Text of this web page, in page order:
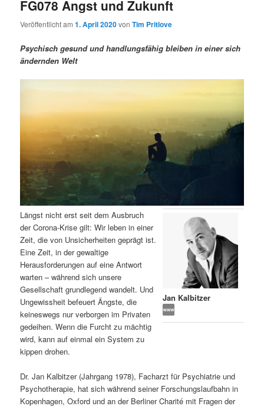
r
m
ä
r
n
I
n
h
a
l
t
s
r
e
u
n
d
r
e
n
I
n
h
a
l
s
t
a
s
n
a
v
g
a
t
i
o
n
FG078 Angst und Zukunft
Veröffentlicht am1. April 2020vonTim Pritlove
Psychisch gesund und handlungsfähig bleiben in einer sich
ändernden Welt
Jan Kalbitzer
Längst nicht erst seit dem Ausbruch
der Corona-Krise gilt: Wir leben in einer
Zeit, die von Unsicherheiten geprägt ist.
Eine Zeit, in der gewaltige
Herausforderungen auf eine Antwort
warten – während sich unsere
Gesellschaft grundlegend wandelt. Und
Ungewissheit befeuert Ängste, die
keineswegs nur verborgen im Privaten
gedeihen. Wenn die Furcht zu mächtig
wird, kann auf einmal ein System zu
kippen drohen.
Dr. Jan Kalbitzer (Jahrgang 1978), Facharzt für Psychiatrie und
Psychotherapie, hat sich während seiner Forschungslaufbahn in
Kopenhagen, Oxford und an der Berliner Charité mit Fragen der